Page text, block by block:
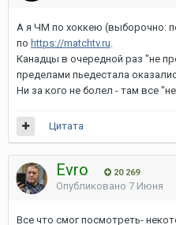
А я ЧМ по хоккею (выборочно:
по https://matchtv.ru.
Канадцы в очередной раз "не
пределами пьедестала
Ни за кого не болел - там все
Цитата
Evro 20 269
Опубликовано 7 Июня
Все что смог посмотреть-